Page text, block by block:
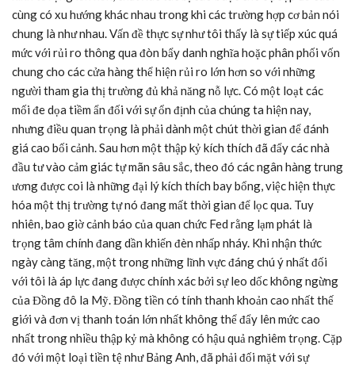
cùng có xu hướng khác nhau trong khi các trường hợp cơ bản nói
chung là như nhau. Vấn đề thực sự như tôi thấy là sự tiếp xúc quá
mức với rủi ro thông qua đòn bẩy danh nghĩa hoặc phân phối vốn
chung cho các cửa hàng thể hiện rủi ro lớn hơn so với những
người tham gia thị trường đủ khả năng nỗ lực. Có một loạt các
mối đe dọa tiềm ẩn đối với sự ổn định của chúng ta hiện nay,
nhưng điều quan trọng là phải dành một chút thời gian để đánh
giá cao bối cảnh. Sau hơn một thập kỷ kích thích đã đẩy các nhà
đầu tư vào cảm giác tự mãn sâu sắc, theo đó các ngân hàng trung
ương được coi là những đại lý kích thích bay bổng, việc hiện thực
hóa một thị trường tự nó đang mất thời gian để lọc qua. Tuy
nhiên, bao giờ cảnh báo của quan chức Fed rằng lạm phát là
trọng tâm chính đang dần khiến đèn nhấp nháy. Khi nhận thức
ngày càng tăng, một trong những lĩnh vực đáng chú ý nhất đối
với tôi là áp lực đang được chính xác bởi sự leo dốc không ngừng
của Đồng đô la Mỹ. Đồng tiền có tính thanh khoản cao nhất thế
giới và đơn vị thanh toán lớn nhất không thể đẩy lên mức cao
nhất trong nhiều thập kỷ mà không có hậu quả nghiêm trọng. Cặp
đó với một loại tiền tệ như Bảng Anh, đã phải đối mặt với sự